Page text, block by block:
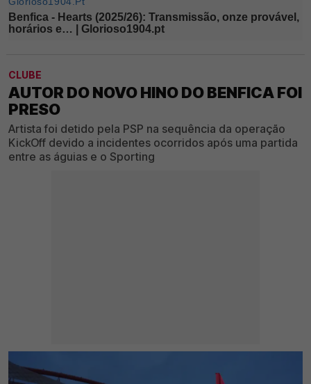
CLUBE
AUTOR DO NOVO HINO DO BENFICA FOI
PRESO
Artista foi detido pela PSP na sequência da operação
KickOff devido a incidentes ocorridos após uma partida
entre as águias e o Sporting